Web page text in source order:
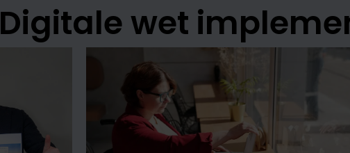
Digitale wet